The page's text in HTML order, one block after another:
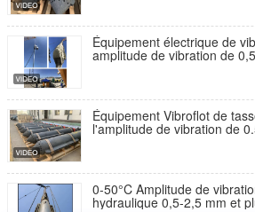
Équipement électrique de
amplitude de vibration de
Équipement Vibroflot de
l'amplitude de vibration de
0-50°C Amplitude de
hydraulique 0,5-2,5 mm et